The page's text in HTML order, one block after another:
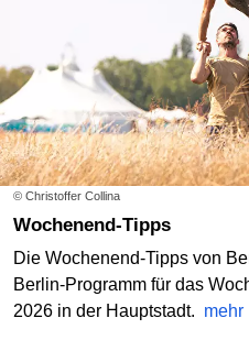
© Christoffer Collina
Wochenend-Tipps
Die Wochenend-Tipps von
Berlin-Programm für das
2026 in der Hauptstadt. mehr